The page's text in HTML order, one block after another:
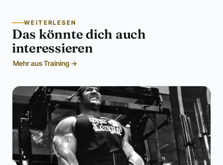
WEITERLESEN
Das könnte dich auch
interessieren
Mehr aus Training →